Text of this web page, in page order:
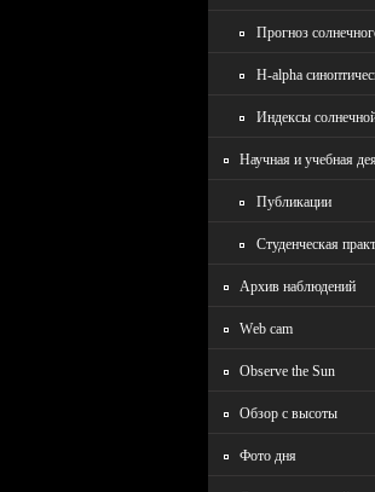
Прогноз
H-alpha
Индексы
Научная и учебная
Публикации
Студенческая
Архив наблюдений
Wеb cam
Observe the Sun
Обзор с высоты
Фото дня